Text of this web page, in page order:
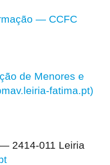
— CCFC
de Menores e
fatima.pt)
2414-011 Leiria